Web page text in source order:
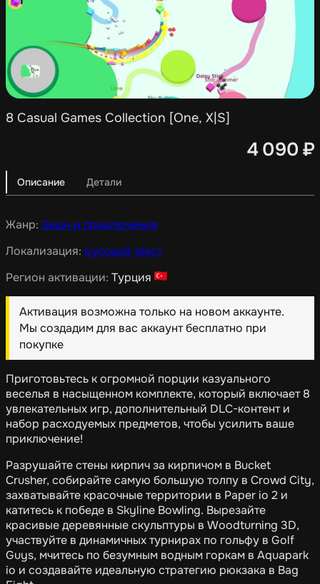
8 Casual Games Collection [One, X|S]
4 090 ₽
Описание Детали
Жанр: Экшн и приключения
Локализация: русский текст
Регион активации: Турция
Активация возможна только на новом аккаунте.
Мы создадим для вас аккаунт бесплатно при
покупке
Приготовьтесь к огромной порции казуального
веселья в насыщенном комплекте, который включает 8
увлекательных игр, дополнительный DLC-контент и
набор расходуемых предметов, чтобы усилить ваше
приключение!
Разрушайте стены кирпич за кирпичом в Bucket
Crusher, собирайте самую большую толпу в Crowd City,
захватывайте красочные территории в Paper io 2 и
катитесь к победе в Skyline Bowling. Вырезайте
красивые деревянные скульптуры в Woodturning 3D,
участвуйте в динамичных турнирах по гольфу в Golf
Guys, мчитесь по безумным водным горкам в Aquapark
io и создавайте идеальную стратегию рюкзака в Bag